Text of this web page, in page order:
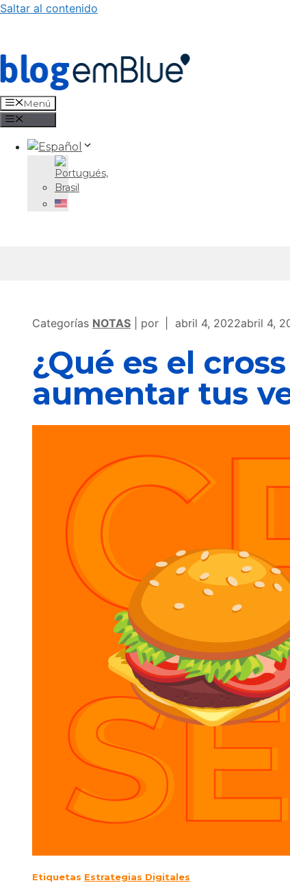
Saltar al contenido
Menú
Categorías NOTAS por abril 4, 2022abril 4,
¿Qué es el
aumentar tus
Etiquetas Estrategias Digitales